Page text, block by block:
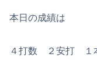
本日の成績は
４打数 ２安打 １